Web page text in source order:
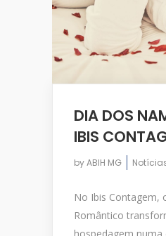
DIA DOS
IBIS
byABIH MG
No Ibis Contagem,
Romântico